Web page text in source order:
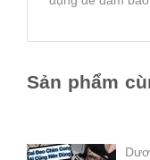
Sản phẩm